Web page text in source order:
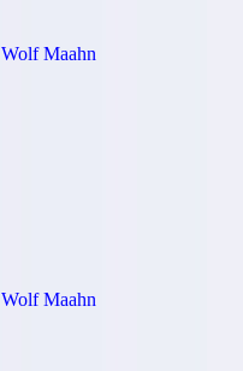
Wolf Maahn
Wolf Maahn